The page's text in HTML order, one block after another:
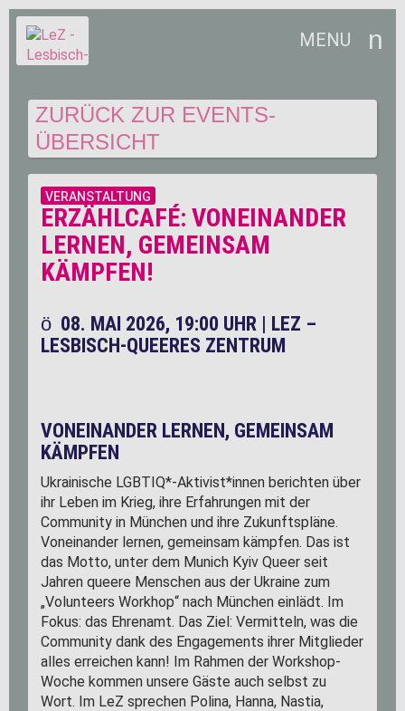
MENU
ZURÜCK ZUR EVENTS-
ÜBERSICHT
VERANSTALTUNG
ERZÄHLCAFÉ: VONEINANDER
LERNEN, GEMEINSAM
KÄMPFEN!
08. MAI 2026, 19:00 UHR | LEZ –
LESBISCH-QUEERES ZENTRUM
VONEINANDER LERNEN, GEMEINSAM
KÄMPFEN
Ukrainische LGBTIQ*-Aktivist*innen berichten über
ihr Leben im Krieg, ihre Erfahrungen mit der
Community in München und ihre Zukunftspläne.
Voneinander lernen, gemeinsam kämpfen. Das ist
das Motto, unter dem Munich Kyiv Queer seit
Jahren queere Menschen aus der Ukraine zum
„Volunteers Workhop“ nach München einlädt. Im
Fokus: das Ehrenamt. Das Ziel: Vermitteln, was die
Community dank des Engagements ihrer Mitglieder
alles erreichen kann! Im Rahmen der Workshop-
Woche kommen unsere Gäste auch selbst zu
Wort. Im LeZ sprechen Polina, Hanna, Nastia,